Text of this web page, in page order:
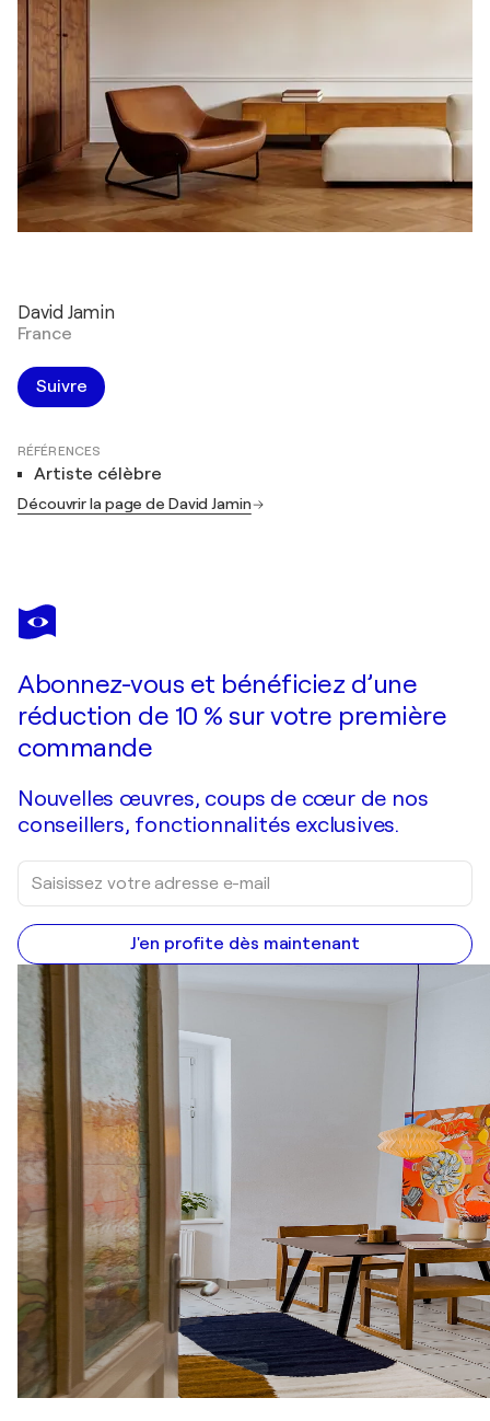
David Jamin
France
Suivre
RÉFÉRENCES
Artiste célèbre
Découvrir la page de David Jamin
Abonnez-vous et bénéficiez d’une
réduction de 10 % sur votre première
commande
Nouvelles œuvres, coups de cœur de nos
conseillers, fonctionnalités exclusives.
J'en profite dès maintenant